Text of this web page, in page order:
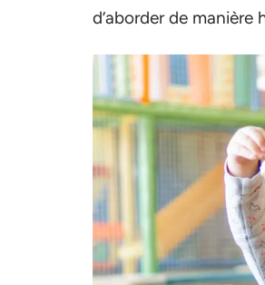
d’aborder de